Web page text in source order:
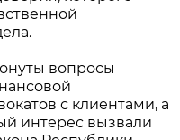
вопросы
с клиентами, а
интерес вызвали